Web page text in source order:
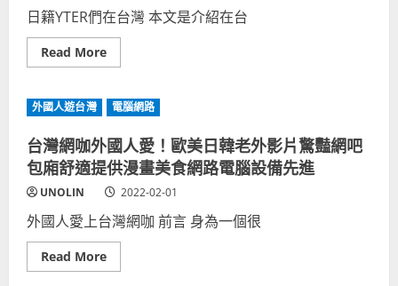
人
清
單
完
整
名
冊
最
齊
全
捷
克
台
網
路
名
人
清
單
完
整
點！
日籍YTER們在台灣 本文是介紹在台
Read MoreRead
more
本
網
日
本
人
YOUTUBER
在
台
灣
收
齊
全
外國人遊台灣 電腦網路
台灣網咖外國人愛！歐美日韓老外影片驚豔網吧
包廂舒適提供漫畫美食網路電腦設備先進
UNOLIN 2022-02-01
外國人愛上台灣網咖 前言 身為一個很
Read MoreRead
more